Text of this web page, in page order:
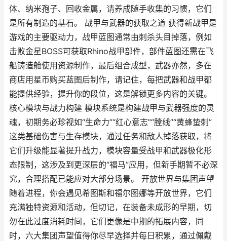
体、纳米孢子、回收金属，请养成随手收集的习惯，它们
是所有制造的基石。 战甲与武器的获取之道 获得新战甲是
游戏的主要驱动力，战甲蓝图通常由刺杀头目掉落，例如
击败金星BOSS可获取Rhino战甲部件，部件蓝图还需在飞
船铸造舱使用资源制作，最后组合成型，武器亦然，多在
商店用星币购买蓝图后制作，请记住，每把武器和战甲都
能提供经验，提升你的段位，这是解锁更多内容的关键。
核心模块与战力构建 模块系统是构建战甲与武器强度的灵
魂，初期务必珍视如“生命力”“红心意志”“膛线”“黄蜂蛰刺”
这类基础伤害与生存模块，通过任务和敌人掉落获取，将
它们升级能显著提升战力，模块容量受战甲和武器极化形
态限制，这涉及到更深层的“福马”应用，但新手期暂不必深
究，合理搭配已能应对大部分场景。 开放世界与集团声望
随着进程，你会遇见希图斯和福尔图娜等开放世界，它们
充满独特资源和活动，但切记，在装备未成形的早期，切
勿在此过度消耗时间，它们更像是中期的拓展内容，同
时，六大集团声望值得你尽早选择并每日积累，通过佩戴